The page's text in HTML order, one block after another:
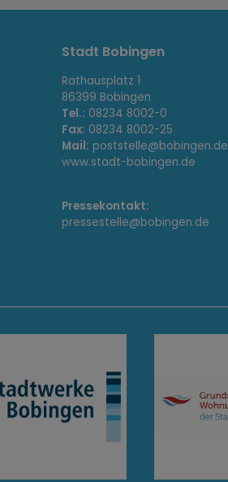
Stadt Bobingen
Rathausplatz 1
86399 Bobingen
Tel.: 08234 8002-0
Fax: 08234 8002-25
Mail: poststelle@bobingen.de
www.stadt-bobingen.de
Pressekontakt:
pressestelle@bobingen.de